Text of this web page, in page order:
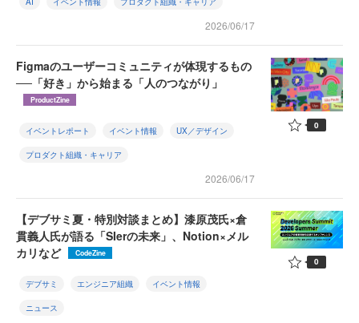
2026/06/17
Figmaのユーザーコミュニティが体現するもの
──「好き」から始まる「人のつながり」
ProductZine
イベントレポート イベント情報 UX／デザイン
プロダクト組織・キャリア
2026/06/17
0
【デブサミ夏・特別対談まとめ】漆原茂氏×倉
貫義人氏が語る「SIerの未来」、Notion×メル
カリなど
CodeZine
デブサミ エンジニア組織 イベント情報
ニュース
0